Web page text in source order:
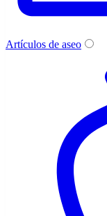
Artículos de aseo